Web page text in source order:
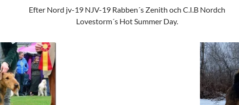
Efter Nord jv-19 NJV-19 Rabben´s Zenith och C.I.B Nordch
Lovestorm´s Hot Summer Day.